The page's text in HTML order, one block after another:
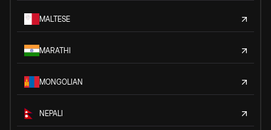
MALTESE
MARATHI
MONGOLIAN
NEPALI